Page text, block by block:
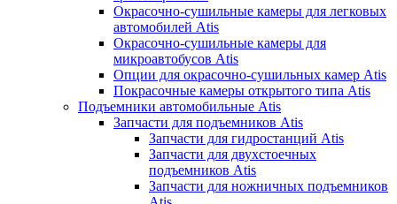
Окрасочно-сушильные камеры для легковых
автомобилей Atis
Окрасочно-сушильные камеры для
микроавтобусов Atis
Опции для окрасочно-сушильных камер Atis
Покрасочные камеры открытого типа Atis
Подъемники автомобильные Atis
Запчасти для подъемников Atis
Запчасти для гидростанций Atis
Запчасти для двухстоечных
подъемников Atis
Запчасти для ножничных подъемников